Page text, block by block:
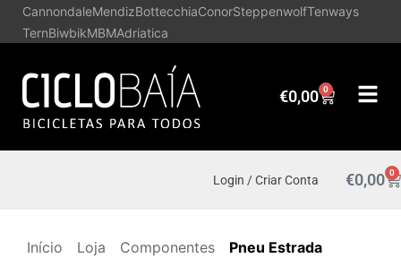
CannondaleMendizBottecchiaConorSteppenwolfTenways
TernBiwbikMBMAdriatica
€0,00 0
Login / Criar Conta €0,00 0
Início Loja Componentes
Pneu Estrada